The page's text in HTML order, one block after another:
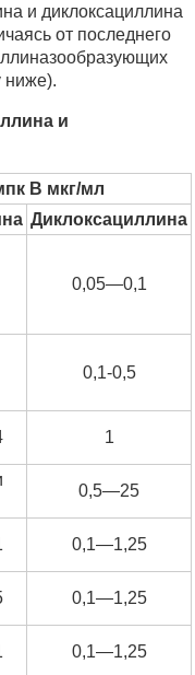
и диклоксациллина
от последнего
ниже).
и
В мкг/мл
Диклоксациллина
0,05—0,1
0,1-0,5
1
0,5—25
0,1—1,25
0,1—1,25
0,1—1,25